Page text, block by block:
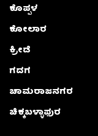
ಕೊಪ್ಪಳ
ಕೋಲಾರ
ಕ್ರೀಡೆ
ಗದಗ
ಚಾಮರಾಜನಗರ
ಚಿಕ್ಕಬಳ್ಳಾಫುರ